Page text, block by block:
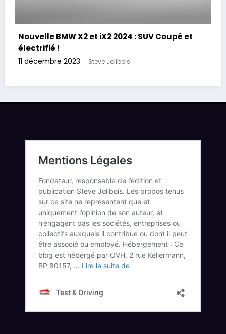
Nouvelle BMW X2 et iX2 2024 : SUV Coupé et
électrifié !
11 décembre 2023 Steve Jolibois